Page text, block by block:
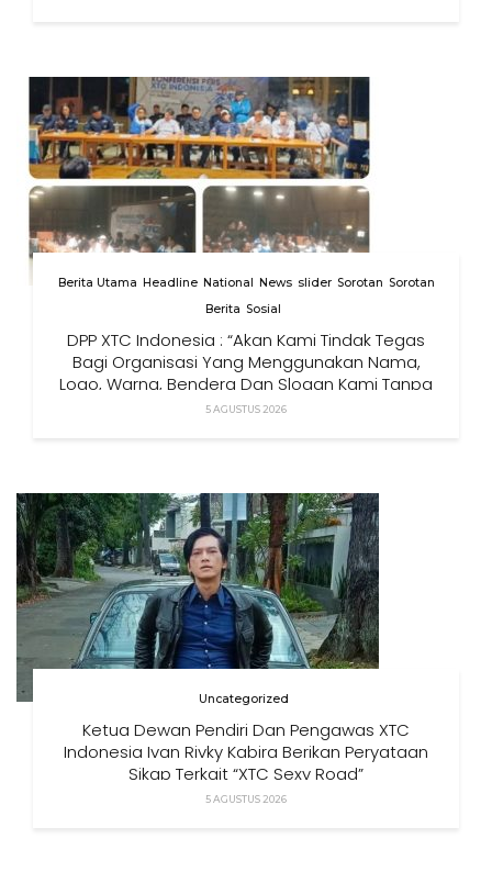
Berita Utama Headline National News slider Sorotan Sorotan
Berita Sosial
DPP XTC Indonesia : “Akan Kami Tindak Tegas
Bagi Organisasi Yang Menggunakan Nama,
Logo, Warna, Bendera Dan Slogan Kami Tanpa
Izin”
5 AGUSTUS 2026
Uncategorized
Ketua Dewan Pendiri Dan Pengawas XTC
Indonesia Ivan Rivky Kabira Berikan Peryataan
Sikap Terkait “XTC Sexy Road”
5 AGUSTUS 2026